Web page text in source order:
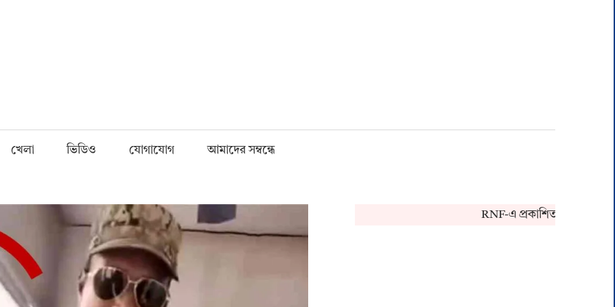
খেলা ভিডিও যোগাযোগ আমাদের সম্বন্ধে
RNF-এ প্রকাশিত খবর সংক্রান্ত